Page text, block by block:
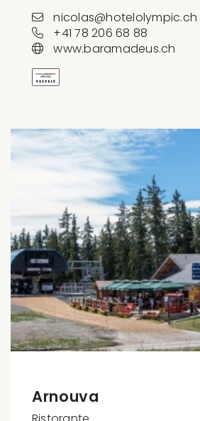
nicolas@hotelolympic.ch
+41 78 206 68 88
www.baramadeus.ch
Arnouva